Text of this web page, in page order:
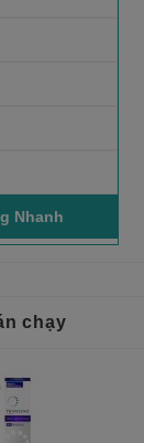
chạy